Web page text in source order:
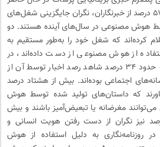
بیش از ۵۷ درصد از خبرنگاران، نگران جایگزینی شغل‌های
هوش مصنوعی در سال‌های آینده هستند. دو
کرده‌اند که شغل خود را به‌طور مستقیم به
از هوش مصنوعی از دست داده‌اند، در
حالی که حدود ۳۴ درصد شاهد رصد اخبار توسط آن از
اجتماعی بوده‌اند. بیش از هشتاد درصد
که داستان‌های تولید شده توسط هوش
مغرضانه یا تبعیض‌آمیز باشند و بیش
۶۰ درصد نیز نگران از دست رفتن هویت انسانی و
در روزنامه‌نگاری به دلیل استفاده از هوش